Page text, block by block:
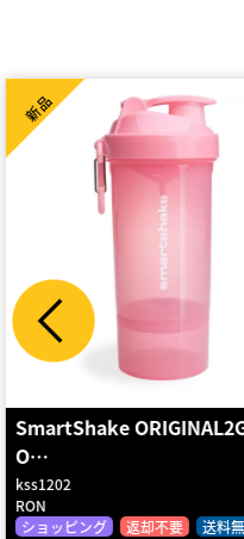
SmartShake O2GO
Blu…
kss1006
RON
ショッピング
返却不要 送料
新品